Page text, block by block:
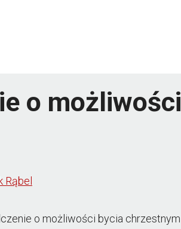
o
Rąbel
o możliwości bycia